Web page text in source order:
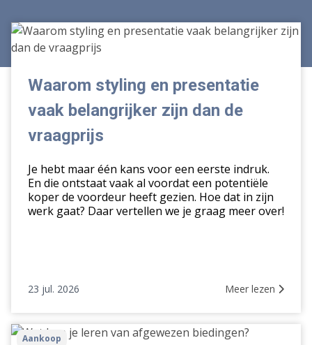
Waarom
styling
en
presentatie
belangrijker
zijn
vraagprijs
Waarom styling en presentatie
vaak belangrijker zijn dan de
vraagprijs
Je hebt maar één kans voor een eerste indruk.
En die ontstaat vaak al voordat een potentiële
koper de voordeur heeft gezien. Hoe dat in zijn
werk gaat? Daar vertellen we je graag meer over!
23 jul. 2026 Meer lezen
WatAankoop